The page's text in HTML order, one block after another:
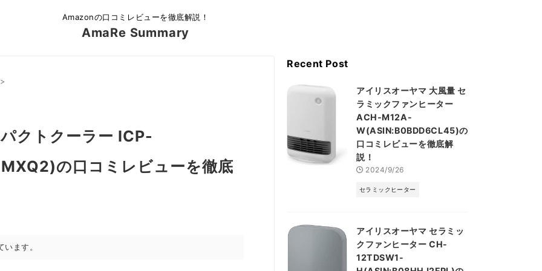
Amazonの口コミレビューを徹底解説！
AmaRe Summary
>
クトクーラー ICP-
の口コミレビューを徹底
ます。
Recent Post
アイリスオーヤマ 大風量 セ
ラミックファンヒーター
ACH-M12A-
W(ASIN:B0BDD6CL45)の
口コミレビューを徹底解
説！
2024/9/26
セラミックヒーター
アイリスオーヤマ セラミッ
クファンヒーター CH-
12TDSW1-